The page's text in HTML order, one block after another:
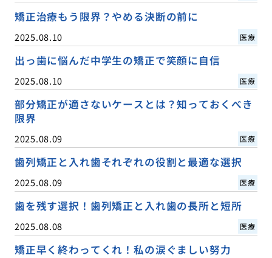
矯正治療もう限界？やめる決断の前に
2025.08.10 医療
出っ歯に悩んだ中学生の矯正で笑顔に自信
2025.08.10 医療
部分矯正が適さないケースとは？知っておくべき
限界
2025.08.09 医療
歯列矯正と入れ歯それぞれの役割と最適な選択
2025.08.09 医療
歯を残す選択！歯列矯正と入れ歯の長所と短所
2025.08.08 医療
矯正早く終わってくれ！私の涙ぐましい努力